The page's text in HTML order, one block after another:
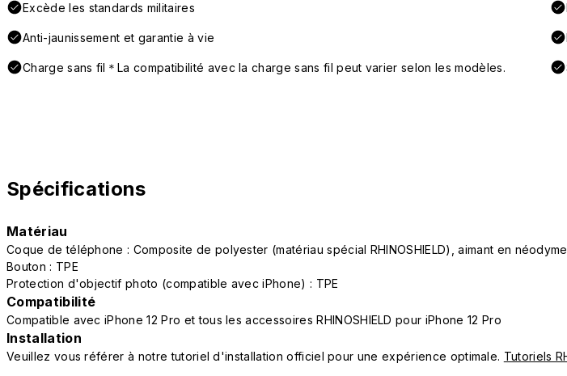
Excède les standards militaires
Anti-jaunissement et garantie à vie
Charge sans fil＊La compatibilité avec la charge sans fil peut varier selon les modèles.
Spécifications
Matériau
Coque de téléphone : Composite de polyester (matériau spécial RHINOSHIELD), aimant en néodyme
Bouton : TPE
Protection d'objectif photo (compatible avec iPhone) : TPE
Compatibilité
Compatible avec iPhone 12 Pro et tous les accessoires RHINOSHIELD pour iPhone 12 Pro
Installation
Veuillez vous référer à notre tutoriel d'installation officiel pour une expérience optimale. Tutoriels